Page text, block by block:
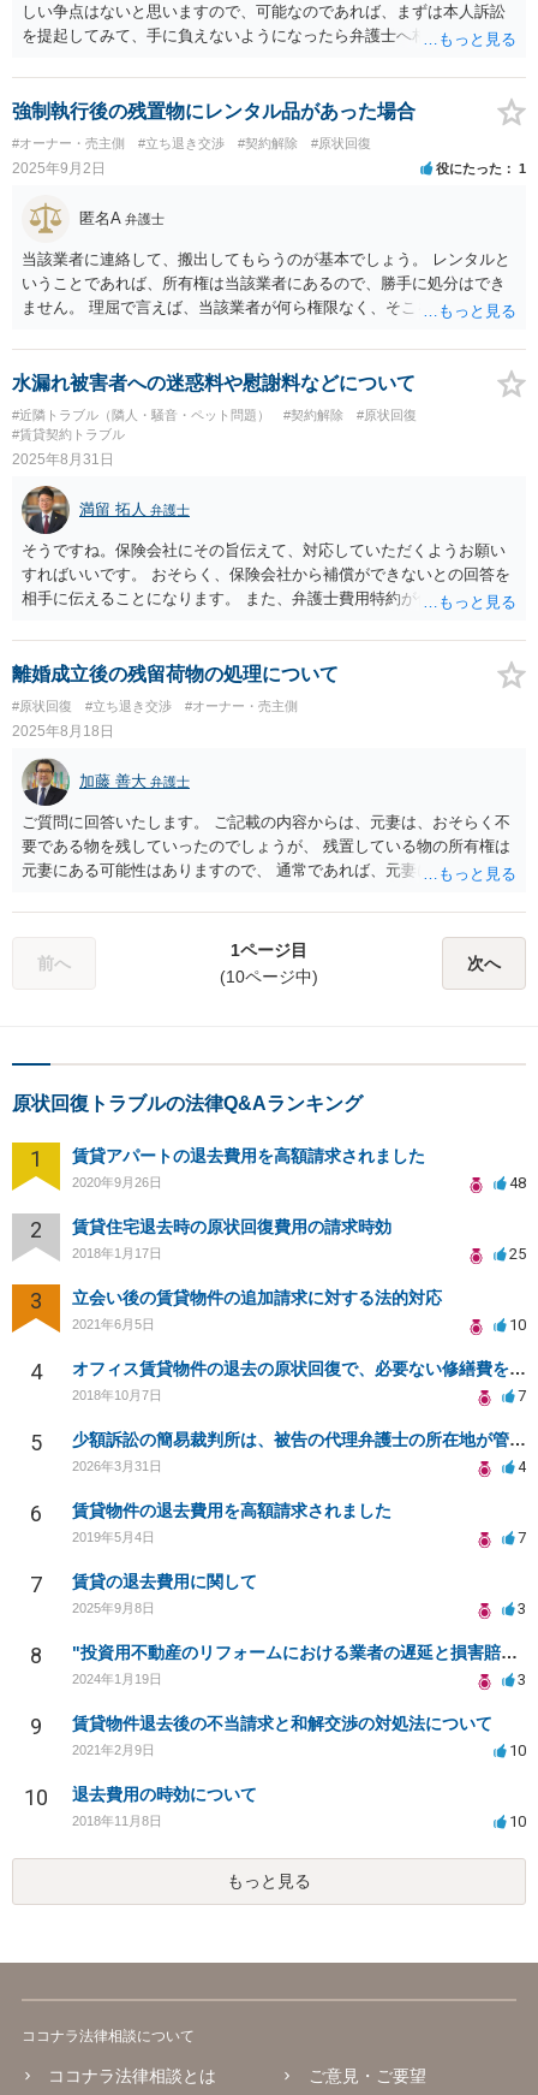
しい争点はないと思いますので、可能なのであれば、まずは本人訴訟
を提起してみて、手に負えないようになったら弁護士へ相談するとい
強制執行後の残置物にレンタル品があった場合
#オーナー・売主側 #立ち退き交渉 #契約解除 #原状回復
2025年9月2日 役にたった 1
匿名A 弁護士
当該業者に連絡して、搬出してもらうのが基本でしょう。 レンタルと
いうことであれば、所有権は当該業者にあるので、勝手に処分はでき
ません。 理屈で言えば、当該業者が何ら権限なく、そこを占有してい
うのは、元賃貸人（建物所有者）との関係では理由となりません。
水漏れ被害者への迷惑料や慰謝料などについて
#近隣トラブル（隣人・騒音・ペット問題） #契約解除
#原状回復
#賃貸契約トラブル
2025年8月31日
満留 拓人 弁護士
そうですね。保険会社にその旨伝えて、対応していただくようお願い
すればいいです。 おそらく、保険会社から補償ができないとの回答を
相手に伝えることになります。 また、弁護士費用特約が付いているの
われます。
離婚成立後の残留荷物の処理について
#原状回復 #立ち退き交渉 #オーナー・売主側
2025年8月18日
加藤 善大 弁護士
ご質問に回答いたします。 ご記載の内容からは、元妻は、おそらく不
要である物を残していったのでしょうが、 残置している物の所有権は
元妻にある可能性はありますので、 通常であれば、元妻に対し、残置
で、処分することにはなります。 もっとも、元夫婦の関係性でそのよ
うなことをすることが現実的かという問題はありますが。 費用の点
は、請求することもできますが、残念ながら、処分する側が負担する
場合が多いです。 ご参考にしていただけますと幸いです。
前へ
1ページ目
(10ページ中)
次へ
原状回復トラブルの法律Q&Aランキング
1 賃貸アパートの退去費用を高額請求されました
2020年9月26日 48
2 賃貸住宅退去時の原状回復費用の請求時効
2018年1月17日 25
3 立会い後の賃貸物件の追加請求に対する法的対応
2021年6月5日 10
4 オフィス賃貸物件の退去の原状回復で、必要ない修繕費を請求されている
2018年10月7日 7
5 少額訴訟の簡易裁判所は、被告の代理弁護士の所在地が管轄になりますか？
2026年3月31日 4
6 賃貸物件の退去費用を高額請求されました
2019年5月4日 7
7 賃貸の退去費用に関して
2025年9月8日 3
8 "投資用不動産のリフォームにおける業者の遅延と損害賠償請求について"
2024年1月19日 3
9 賃貸物件退去後の不当請求と和解交渉の対処法について
2021年2月9日 10
10 退去費用の時効について
2018年11月8日 10
もっと見る
ココナラ法律相談について
ココナラ法律相談とは ご意見・ご要望